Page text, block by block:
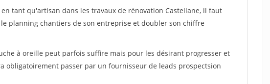
tant qu'artisan dans les travaux de rénovation Castellane, il faut
planning chantiers de son entreprise et doubler son chiffre
à oreille peut parfois suffire mais pour les désirant progresser et
obligatoirement passer par un fournisseur de leads prospectsion